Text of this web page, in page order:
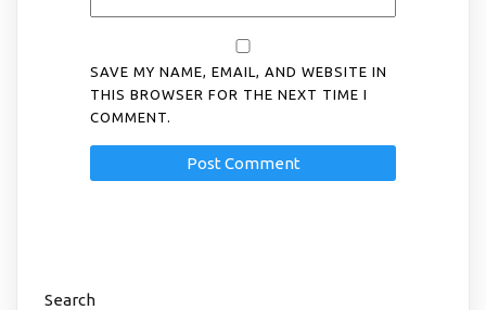
SAVE MY NAME, EMAIL, AND WEBSITE IN
THIS BROWSER FOR THE NEXT TIME I
COMMENT.
Search